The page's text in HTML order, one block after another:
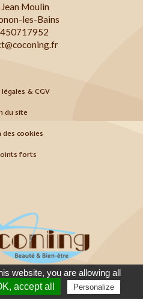
Moulin
les-Bains
& CGV
du site
des cookies
forts
Mail Venir
website, you are allowing all
accept all Personalize